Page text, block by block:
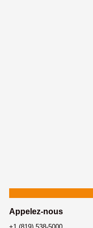
Appelez-nous